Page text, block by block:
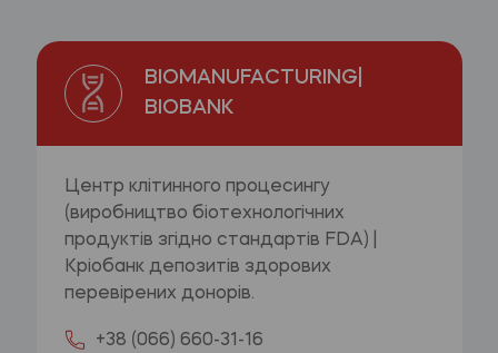
BIOMANUFACTURING|
BIOBANK
Центр клітинного процесингу
(виробництво біотехнологічних
продуктів згідно стандартів FDA) |
Кріобанк депозитів здорових
перевірених донорів.
+38 (066) 660-31-16